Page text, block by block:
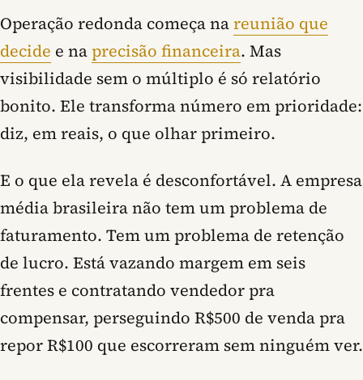
Operação redonda começa nareunião que
decide e naprecisão financeira. Mas
visibilidade sem o múltiplo é só relatório
bonito. Ele transforma número em prioridade:
diz, em reais, o que olhar primeiro.
E o que ela revela é desconfortável. A empresa
média brasileira não tem um problema de
faturamento. Tem um problema de retenção
de lucro. Está vazando margem em seis
frentes e contratando vendedor pra
compensar, perseguindo R$500 de venda pra
repor R$100 que escorreram sem ninguém ver.